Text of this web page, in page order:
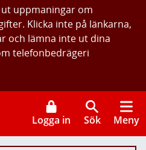
uppmaningar om
Klicka inte på länkarna,
och lämna inte ut dina
telefonbedrägeri
Logga in Sök Meny